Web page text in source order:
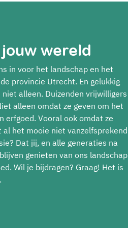
wereld
in voor het landschap en het
provincie Utrecht. En gelukkig
alleen. Duizenden vrijwilligers
alleen omdat ze geven om het
erfgoed. Vooral ook omdat ze
al het mooie niet vanzelfsprekend
Dat jij, en alle generaties na
genieten van ons landschap
Wil je bijdragen? Graag! Het is